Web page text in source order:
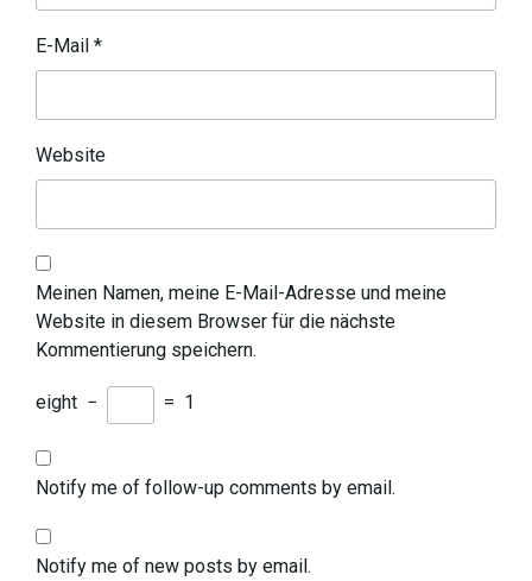
E-Mail *
Website
Meinen Namen, meine E-Mail-Adresse und meine
Website in diesem Browser für die nächste
Kommentierung speichern.
eight − = 1
Notify me of follow-up comments by email.
Notify me of new posts by email.